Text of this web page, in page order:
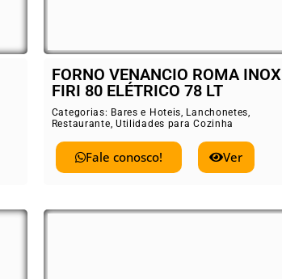
FORNO VENANCIO ROMA INOX
FIRI 80 ELÉTRICO 78 LT
Categorias: Bares e Hoteis, Lanchonetes,
Restaurante, Utilidades para Cozinha
Fale conosco! Ver